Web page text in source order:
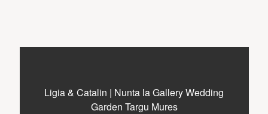
Ligia & Catalin | Nunta la Gallery Wedding
Garden Targu Mures